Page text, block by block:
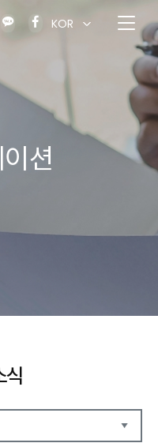
KOR
션
식